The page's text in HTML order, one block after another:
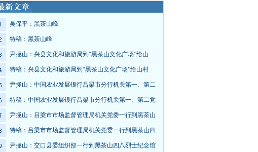
吴保平：黑茶山峰
特稿：黑茶山峰
尹拯山：兴县文化和旅游局到“黑茶山文化广场”给山
特稿：兴县文化和旅游局到“黑茶山文化广场”给山村
尹拯山：中国农业发展银行吕梁市分行机关第一、第二
特稿：中国农业发展银行吕梁市分行机关第一、第二党
尹拯山：吕梁市市场监督管理局机关党委一行到黑茶山
特稿：吕梁市市场监督管理局机关党委一行到黑茶山四
尹拯山：交口县委组织部一行到黑茶山四八烈士纪念馆